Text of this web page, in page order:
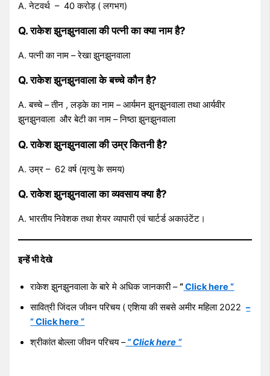
A. नेटवर्थ – 40 करोड़ ( लगभग)
Q. राकेश झुनझुनवाला की पत्नी का क्या नाम है?
A. पत्नी का नाम – रेखा झुनझुनवाला
Q. राकेश झुनझुनवाला के बच्चे कौन है?
A. बच्चे – तीन , लड़के का नाम – आर्यमन झुनझुनवाला तथा आर्यवीर
झुनझुनवाला और बेटी का नाम – निष्ठा झुनझुनवाला
Q. राकेश झुनझुनवाला की उम्र कितनी है?
A. उम्र – 62 वर्ष (मृत्यु के समय)
Q. राकेश झुनझुनवाला का व्यवसाय क्या है?
A. भारतीय निवेशक तथा शेयर व्यापारी एवं चार्टर्ड अकाउंटेंट।
इन्हें भी देखे
राकेश झुनझुनवाला के बारे मे अधिक जानकारी –“Click here “
सावित्री जिंदल जीवन परिचय ( एशिया की सबसे अमीर महिला 2022–
” Click here “
श्रीकांत बोल्ला जीवन परिचय –” Click here “